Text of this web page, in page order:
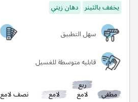
يخفف بالثينر دهان زيتي
سهل التطبيق
قابليه متوسطة للغسيل
مطفي
ربع
لامع لامع نصف لامع